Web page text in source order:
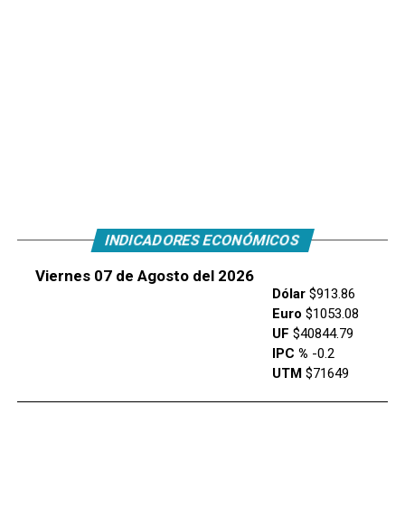
INDICADORES ECONÓMICOS
Viernes 07 de Agosto del 2026
Dólar$913.86
Euro $1053.08
UF $40844.79
IPC % -0.2
UTM$71649